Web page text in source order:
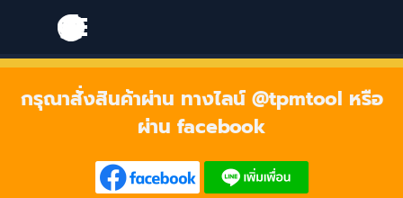
Skip menu
Skip menu
กรุณาสั่งสินค้าผ่าน ทางไลน์ @tpmtool หรือ
ผ่าน facebook